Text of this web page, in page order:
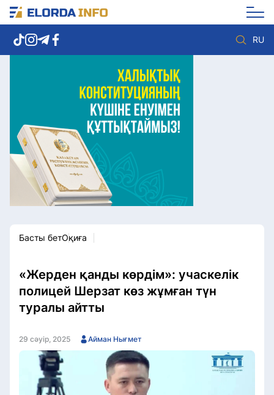
RU
Елорда жаңалықтары
Көзқарас
Саясат
Видео
Әлеумет
Экономика
Спорт
Мәдениет
Басты бетОқиға
«Жерден қанды көрдім»: учаскелік
полицей Шерзат көз жұмған түн
туралы айтты
29 сәуір, 2025 Айман Нығмет